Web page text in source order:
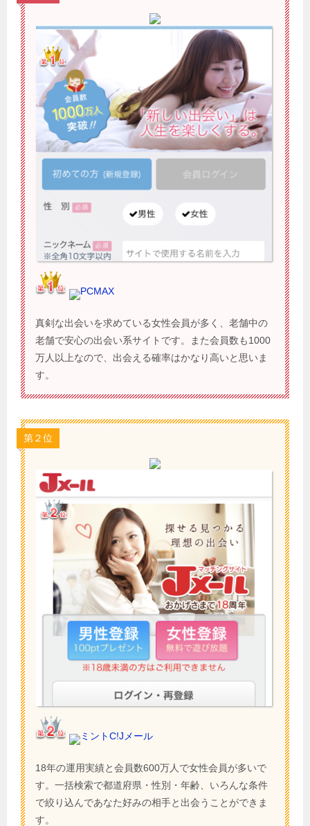
PCMAX
真剣な出会いを求めている女性会員が多く、老舗中の
老舗で安心の出会い系サイトです。また会員数も1000
万人以上なので、出会える確率はかなり高いと思いま
す。
第２位
ミントC!Jメール
18年の運用実績と会員数600万人で女性会員が多いで
す。一括検索で都道府県・性別・年齢、いろんな条件
で絞り込んであなた好みの相手と出会うことができま
す。